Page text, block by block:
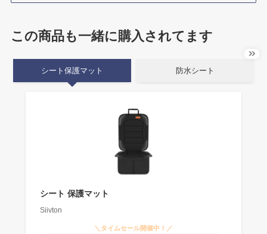
この商品も一緒に購入されてます
シート保護マット 防水シート
シート 保護マット
Siivton
＼タイムセール開催中！／